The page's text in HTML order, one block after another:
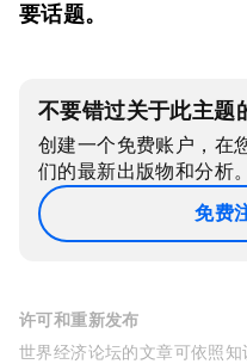
要话题。
不要错过关于此主题
创建一个免费账户，在
们的最新出版物和分析。
免费
许可和重新发布
世界经济论坛的文章可依照